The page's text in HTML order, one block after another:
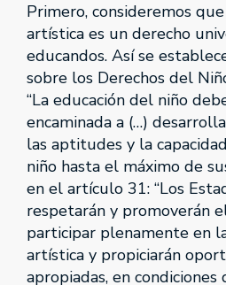
Primero, consideremos
artística es un derecho
educandos. Así se
sobre los Derechos del
“La educación del niño
encaminada a (…)
las aptitudes y la
niño hasta el máximo de
en el artículo 31: “Los
respetarán y promoverán
participar plenamente en
artística y propiciarán
apropiadas, en